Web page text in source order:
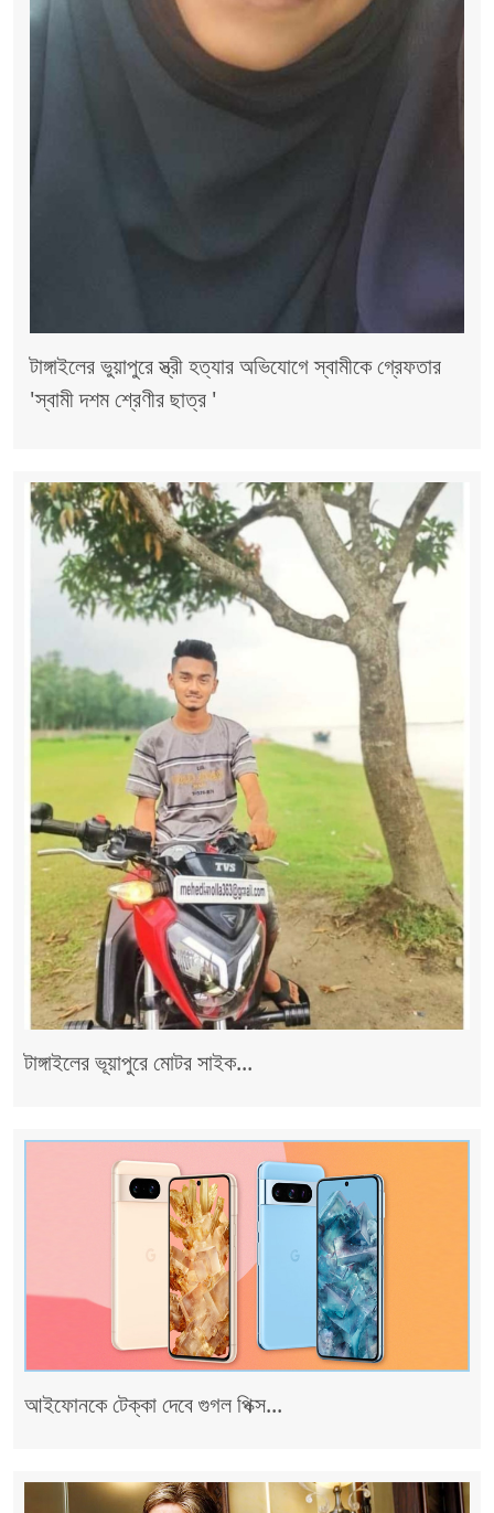
টাঙ্গাইলের ভুয়াপুরে স্ত্রী হত্যার অভিযোগে স্বামীকে গ্রেফতার
'স্বামী দশম শ্রেণীর ছাত্র '
টাঙ্গাইলের ভূয়াপুরে মোটর সাইক...
আইফোনকে টেক্কা দেবে গুগল পিক্স...